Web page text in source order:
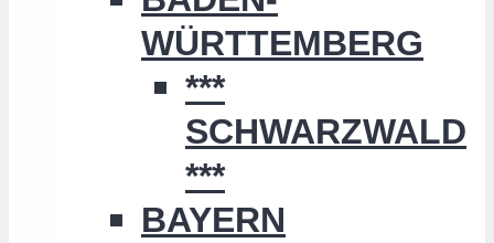
WÜRTTEMBERG
***
SCHWARZWALD
***
BAYERN